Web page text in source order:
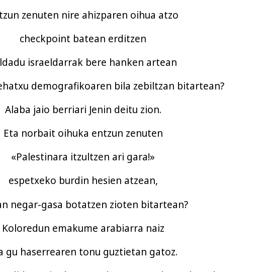
zenuten nire ahizparen oihua atzo
checkpoint batean erditzen
israeldarrak bere hanken artean
demografikoaren bila zebiltzan bitartean?
Alaba jaio berriari Jenin deitu zion.
Eta norbait oihuka entzun zenuten
«Palestinara itzultzen ari gara!»
espetxeko burdin hesien atzean,
negar-gasa botatzen zioten bitartean?
Koloredun emakume arabiarra naiz
gu haserrearen tonu guztietan gatoz.